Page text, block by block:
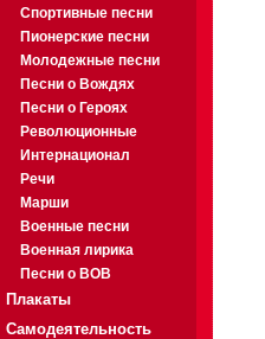
Спортивные песни
Пионерские песни
Молодежные песни
Песни о Вождях
Песни о Героях
Революционные
Интернационал
Речи
Марши
Военные песни
Военная лирика
Песни о ВОВ
Плакаты
Самодеятельность